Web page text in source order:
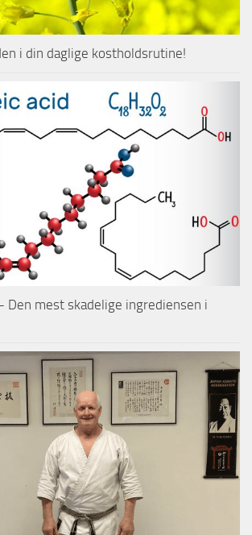
i din daglige kostholdsrutine!
Den mest skadelige ingrediensen i